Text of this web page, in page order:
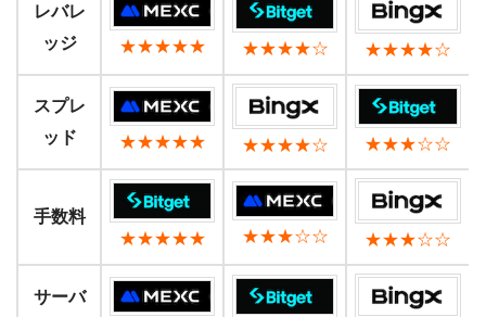
レバレ
ッジ
★★★★★ ★★★★☆ ★★★★☆
スプレ
ッド
★★★★★ ★★★★☆ ★★★☆☆
手数料
★★★★★
★★★☆☆ ★★★☆☆
サーバ